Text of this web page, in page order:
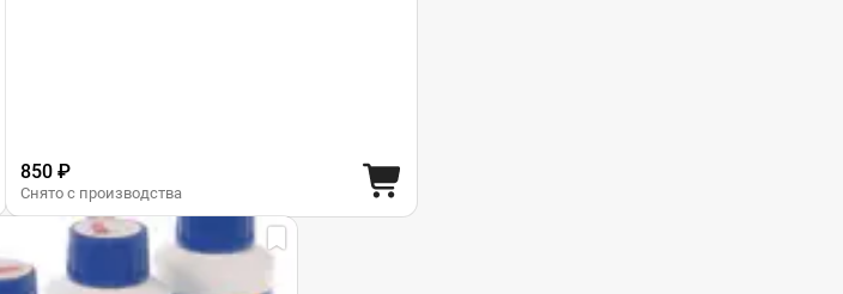
850 ₽
Снято с производства